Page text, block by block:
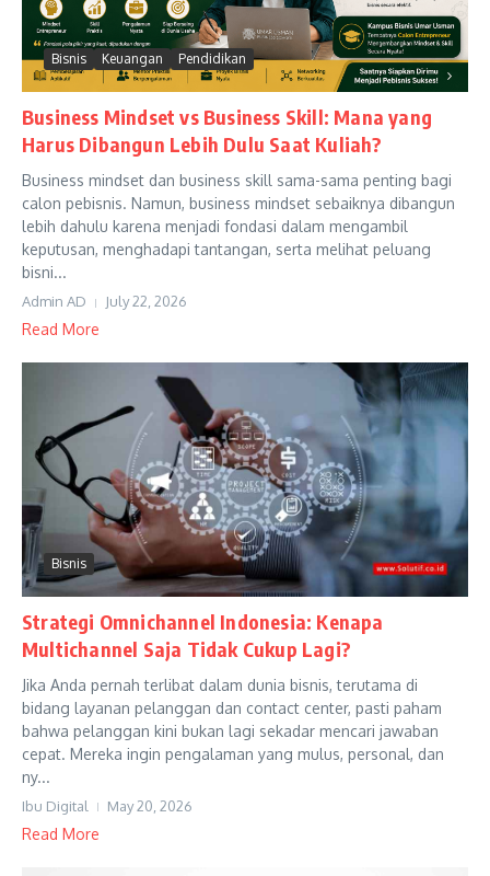
Bisnis Keuangan Pendidikan
Business Mindset vs Business Skill: Mana yang
Harus Dibangun Lebih Dulu Saat Kuliah?
Business mindset dan business skill sama-sama penting bagi
calon pebisnis. Namun, business mindset sebaiknya dibangun
lebih dahulu karena menjadi fondasi dalam mengambil
keputusan, menghadapi tantangan, serta melihat peluang
bisni...
Admin AD July 22, 2026
Read More
Bisnis
Strategi Omnichannel Indonesia: Kenapa
Multichannel Saja Tidak Cukup Lagi?
Jika Anda pernah terlibat dalam dunia bisnis, terutama di
bidang layanan pelanggan dan contact center, pasti paham
bahwa pelanggan kini bukan lagi sekadar mencari jawaban
cepat. Mereka ingin pengalaman yang mulus, personal, dan
ny...
Ibu Digital May 20, 2026
Read More